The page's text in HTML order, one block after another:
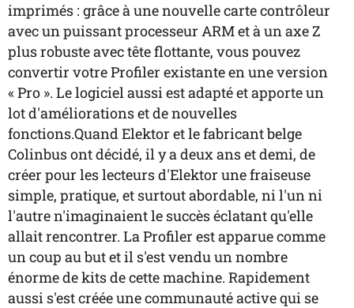
imprimés : grâce à une nouvelle carte contrôleur
avec un puissant processeur ARM et à un axe Z
plus robuste avec tête flottante, vous pouvez
convertir votre Profiler existante en une version
« Pro ». Le logiciel aussi est adapté et apporte un
lot d'améliorations et de nouvelles
fonctions.QuandElektor et le fabricant belge
Colinbus ont décidé, il y a deux ans et demi, de
créer pour les lecteurs d'Elektor une fraiseuse
simple, pratique, et surtout abordable, ni l'un ni
l'autre n'imaginaient le succès éclatant qu'elle
allait rencontrer. La Profiler est apparue comme
un coup au but et il s'est vendu un nombre
énorme de kits de cette machine. Rapidement
aussi s'est créée une communauté active qui se